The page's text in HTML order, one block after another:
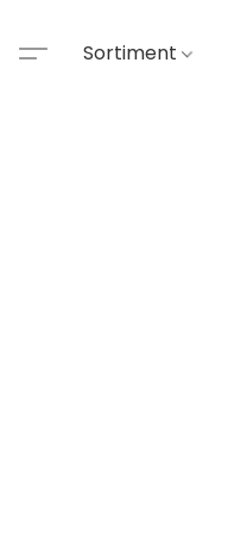
Sortiment